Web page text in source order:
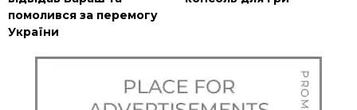
помолився за перемогу
України